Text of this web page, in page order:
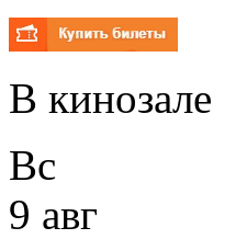
В кинозале
Вс
9 авг